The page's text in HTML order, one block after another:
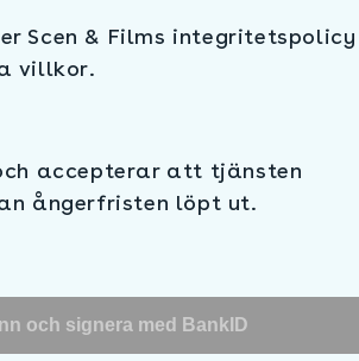
Scen & Films integritetspolicy
villkor.
accepterar att tjänsten
ångerfristen löpt ut.
och signera med BankID